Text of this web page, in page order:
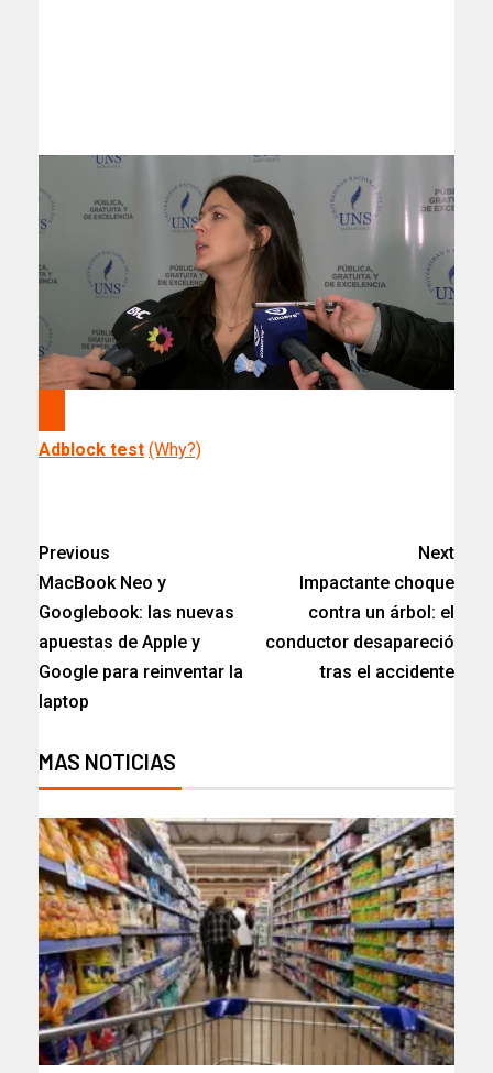
Adblock test (Why?)
Previous
MacBook Neo y
Googlebook: las nuevas
apuestas de Apple y
Google para reinventar la
laptop
Next
Impactante choque
contra un árbol: el
conductor desapareció
tras el accidente​
MAS NOTICIAS